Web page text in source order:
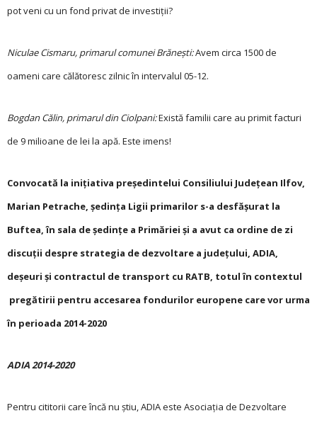
pot veni cu un fond privat de investiţii?
Niculae Cismaru, primarul comunei Brănești:Avem circa 1500 de
oameni care călătoresc zilnic în intervalul 05-12.
Bogdan Călin, ­primarul din Ciolpani:Există familii care au primit facturi
de 9 milioane de lei la apă. Este imens!
Convocată la iniţiativa preşedintelui Consiliului Judeţean Ilfov,
Marian Petrache, şedinţa Ligii primarilor s-a desfăşurat la
Buftea, în sala de şedinţe a Primăriei şi a avut ca ordine de zi
discuţii despre strategia de dezvoltare a judeţului, ADIA,
deşeuri şi contractul de transport cu RATB, totul în contextul
pregătirii pentru accesarea fondurilor europene care vor urma
în perioada 2014-2020
ADIA 2014-2020
Pentru cititorii care încă nu știu, ADIA este Asociaţia de Dezvoltare